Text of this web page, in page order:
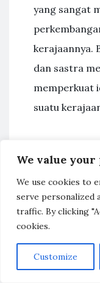
We value
We use cookies to
serve personalized
traffic. By clicking
cookies.
Customize
yang sangat
kerajaannya.
dan sastra
memperkuat
suatu
Kerajaan
Prambanan.
karya seni
cerita epik
nyata betapa